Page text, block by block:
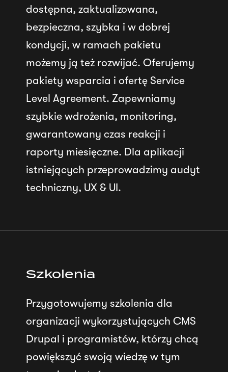
dostępna, zaktualizowana,
bezpieczna, szybka i w dobrej
kondycji, w ramach pakietu
możemy ją też rozwijać. Oferujemy
pakiety wsparcia i ofertę Service
Level Agreement. Zapewniamy
szybkie wdrożenia, monitoring,
gwarantowany czas reakcji i
raporty miesięczne. Dla aplikacji
istniejących przeprowadzimy audyt
techniczny, UX & UI.
Szkolenia
Przygotowujemy szkolenia dla
organizacji wykorzystujących CMS
Drupal i programistów, którzy chcą
powiększyć swoją wiedzę w tym